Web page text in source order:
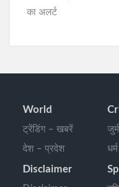
का अलर्ट
World
ट्रेंडिंग – खबरें
देश – प्रदेश
जुर्म
धर्म
Disclaimer